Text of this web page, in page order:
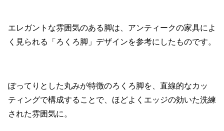
エレガントな雰囲気のある脚は、アンティークの家具によ
く見られる「ろくろ脚」デザインを参考にしたものです。
ぽってりとした丸みが特徴のろくろ脚を、直線的なカッ
ティングで構成することで、ほどよくエッジの効いた洗練
された雰囲気に。